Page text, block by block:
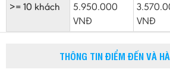
>= 10 khách
5.950.000
VNĐ
VNĐ
THÔNG TIN ĐIỂM ĐẾN VÀ